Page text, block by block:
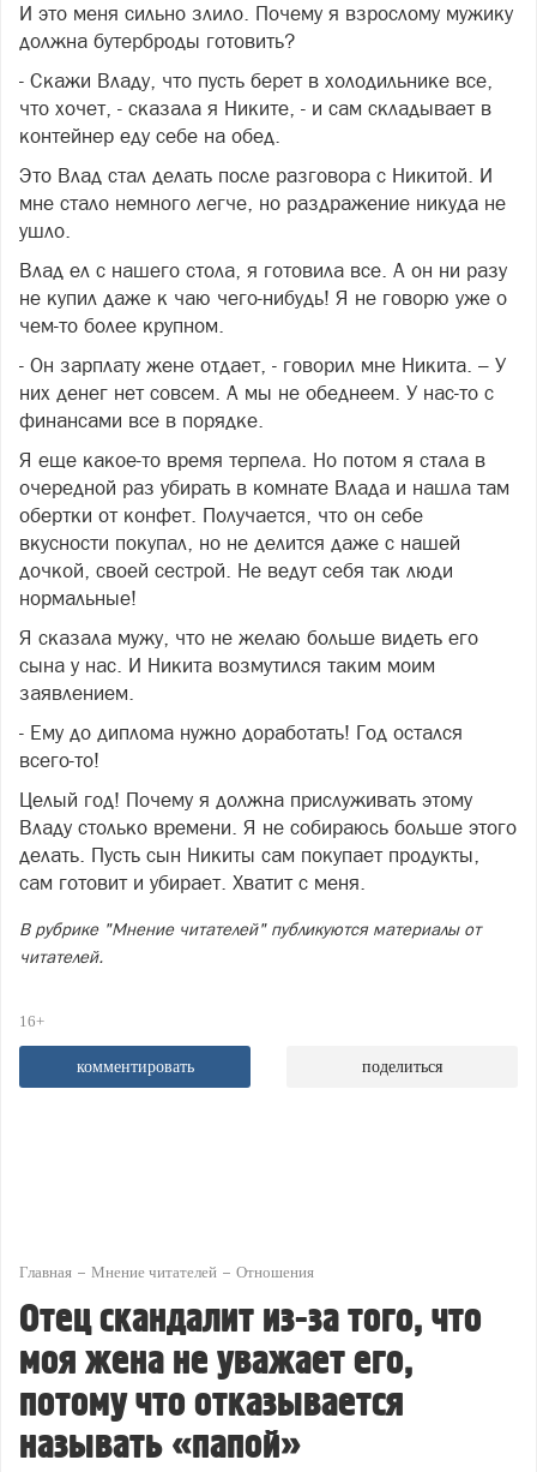
И это меня сильно злило. Почему я взрослому мужику
должна бутерброды готовить?
- Скажи Владу, что пусть берет в холодильнике все,
что хочет, - сказала я Никите, - и сам складывает в
контейнер еду себе на обед.
Это Влад стал делать после разговора с Никитой. И
мне стало немного легче, но раздражение никуда не
ушло.
Влад ел с нашего стола, я готовила все. А он ни разу
не купил даже к чаю чего-нибудь! Я не говорю уже о
чем-то более крупном.
- Он зарплату жене отдает, - говорил мне Никита. – У
них денег нет совсем. А мы не обеднеем. У нас-то с
финансами все в порядке.
Я еще какое-то время терпела. Но потом я стала в
очередной раз убирать в комнате Влада и нашла там
обертки от конфет. Получается, что он себе
вкусности покупал, но не делится даже с нашей
дочкой, своей сестрой. Не ведут себя так люди
нормальные!
Я сказала мужу, что не желаю больше видеть его
сына у нас. И Никита возмутился таким моим
заявлением.
- Ему до диплома нужно доработать! Год остался
всего-то!
Целый год! Почему я должна прислуживать этому
Владу столько времени. Я не собираюсь больше этого
делать. Пусть сын Никиты сам покупает продукты,
сам готовит и убирает. Хватит с меня.
В рубрике "Мнение читателей" публикуются материалы от
читателей.
16+
комментировать поделиться
Главная Мнение читателей Отношения
Отец скандалит из-за того, что
моя жена не уважает его,
потому что отказывается
называть «папой»